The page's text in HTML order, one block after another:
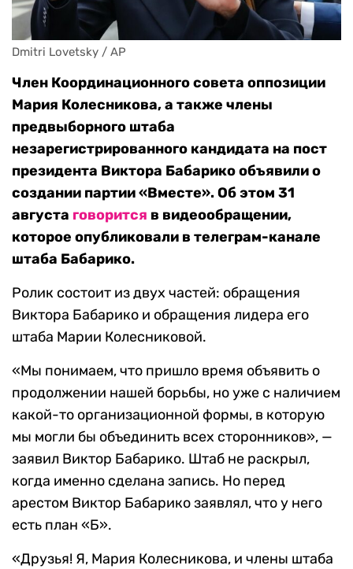
Dmitri Lovetsky / AP
Член Координационного совета оппозиции
Мария Колесникова, а также члены
предвыборного штаба
незарегистрированного кандидата на пост
президента Виктора Бабарико объявили о
создании партии «Вместе». Об этом 31
августа говорится в видеообращении,
которое опубликовали в телеграм-канале
штаба Бабарико.
Ролик состоит из двух частей: обращения
Виктора Бабарико и обращения лидера его
штаба Марии Колесниковой.
«Мы понимаем, что пришло время объявить о
продолжении нашей борьбы, но уже с наличием
какой-то организационной формы, в которую
мы могли бы объединить всех сторонников», —
заявил Виктор Бабарико. Штаб не раскрыл,
когда именно сделана запись. Но перед
арестом Виктор Бабарико заявлял, что у него
есть план «Б».
«Друзья! Я, Мария Колесникова, и члены штаба